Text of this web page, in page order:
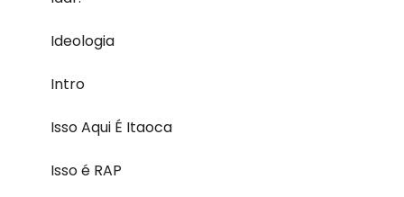
Ideologia
Intro
Isso Aqui É Itaoca
Isso é RAP